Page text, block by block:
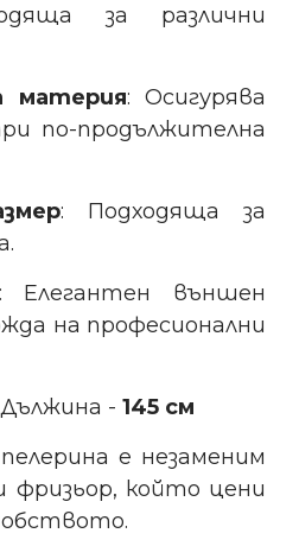
за различни
материя: Осигурява
по-продължителна
: Подходяща за
: Елегантен външен
на професионални
Дължина - 145 см
е незаменим
фризьор, който цени